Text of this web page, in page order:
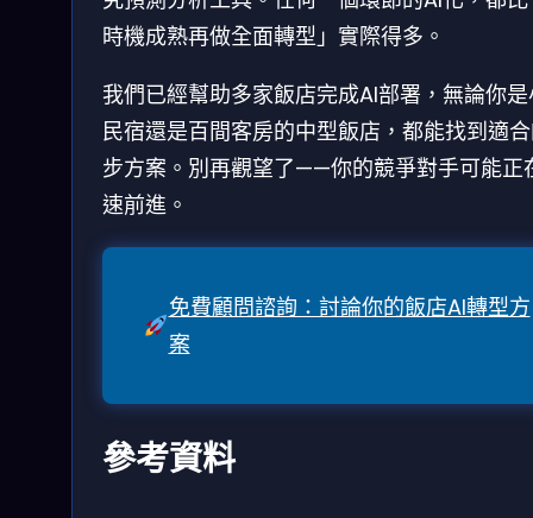
時機成熟再做全面轉型」實際得多。
我們已經幫助多家飯店完成AI部署，無論你
民宿還是百間客房的中型飯店，都能找到適
步方案。別再觀望了——你的競爭對手可能正
速前進。
免費顧問諮詢：討論你的飯店AI轉型方
案
參考資料